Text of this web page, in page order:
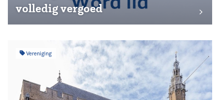
volledig vergoed
Vereniging